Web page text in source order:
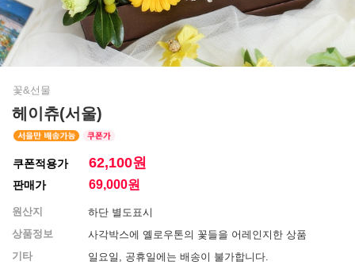
꽃&선물
헤이츄(서울)
쿠폰적용가 62,100원
판매가 69,000원
원산지
하단 별도표시
상품정보
사각박스에 옐로우톤의 꽃들을 어레인지한 상품
기타
일요일, 공휴일에는 배송이 불가합니다.